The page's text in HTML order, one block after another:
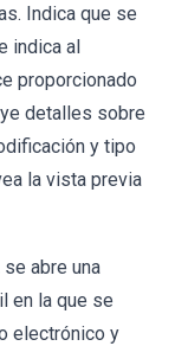
Indica que se
indica al
proporcionado
detalles sobre
y tipo
la vista previa
abre una
en la que se
electrónico y